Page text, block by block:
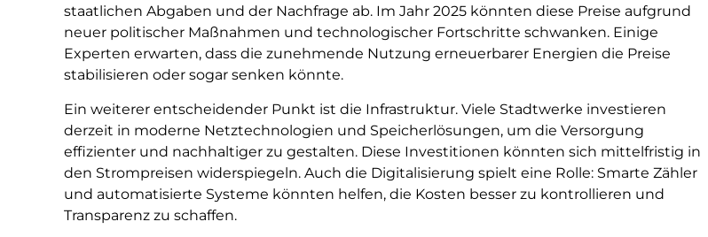
staatlichen Abgaben und der Nachfrage ab. Im Jahr 2025 könnten diese Preise aufgrund
neuer politischer Maßnahmen und technologischer Fortschritte schwanken. Einige
Experten erwarten, dass die zunehmende Nutzung erneuerbarer Energien die Preise
stabilisieren oder sogar senken könnte.
Ein weiterer entscheidender Punkt ist die Infrastruktur. Viele Stadtwerke investieren
derzeit in moderne Netztechnologien und Speicherlösungen, um die Versorgung
effizienter und nachhaltiger zu gestalten. Diese Investitionen könnten sich mittelfristig in
den Strompreisen widerspiegeln. Auch die Digitalisierung spielt eine Rolle: Smarte Zähler
und automatisierte Systeme könnten helfen, die Kosten besser zu kontrollieren und
Transparenz zu schaffen.